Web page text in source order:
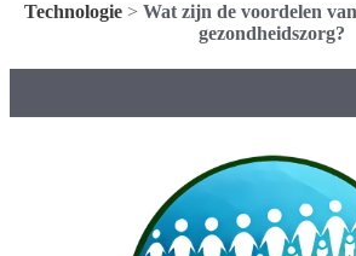
Technologie> Wat zijn de voordelen
gezondheidszorg?